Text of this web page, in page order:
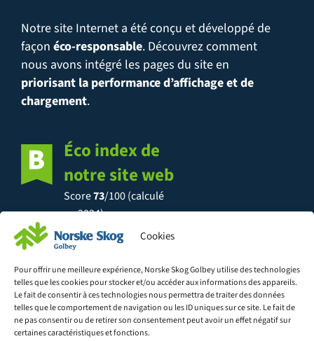
Cookies
Pour offrir une meilleure expérience, Norske Skog Golbey utilise des technologies
telles que les cookies pour stocker et/ou accéder aux informations des appareils.
Le fait de consentir à ces technologies nous permettra de traiter des données
telles que le comportement de navigation ou les ID uniques sur ce site. Le fait de
ne pas consentir ou de retirer son consentement peut avoir un effet négatif sur
certaines caractéristiques et fonctions.
Notre site Internet a été conçu et développé de
façon éco-responsable. Découvrez comment
nous avons intégré les pages du site en
priorisant la performance d’affichage et de
chargement.
Éco index de
notre site web
Score73/100 (calculé
en 2024)
Découvrez l'éco-conception